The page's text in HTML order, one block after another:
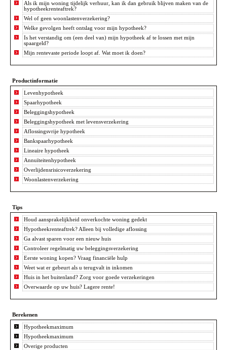
Als ik mijn woning tijdelijk verhuur, kan ik dan gebruik blijven maken van de
hypotheekrenteaftrek?
Wel of geen woonlastenverzekering?
Welke gevolgen heeft ontslag voor mijn hypotheek?
Is het verstandig om (een deel van) mijn hypotheek af te lossen met mijn
spaargeld?
Mijn rentevaste periode loopt af. Wat moet ik doen?
Productinformatie
Levenhypotheek
Spaarhypotheek
Beleggingshypotheek
Beleggingshypotheek met levensverzekering
Aflossingsvrije hypotheek
Bankspaarhypotheek
Lineaire hypotheek
Annuïteitenhypotheek
Overlijdensrisicoverzekering
Woonlastenverzekering
Tips
Houd aansprakelijkheid onverkochte woning gedekt
Hypotheekrenteaftrek? Alleen bij volledige aflossing
Ga alvast sparen voor een nieuw huis
Controleer regelmatig uw beleggingsverzekering
Eerste woning kopen? Vraag financiële hulp
Weet wat er gebeurt als u terugvalt in inkomen
Huis in het buitenland? Zorg voor goede verzekeringen
Overwaarde op uw huis? Lagere rente!
Berekenen
Hypotheekmaximum
Hypotheekmaximum
Overige producten